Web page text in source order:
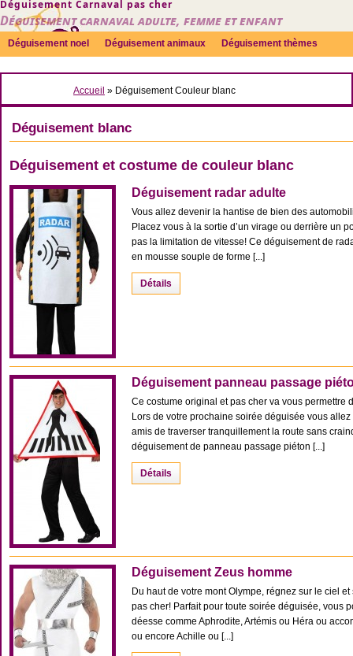
Déguisement Carnaval pas cher
Déguisement carnaval adulte, femme et enfant
Déguisement noel Déguisement animaux Déguisement thèmes
Sexy Déguisement couple Déguisements par genre Idées
Accueil » Déguisement Couleur blanc
Déguisement blanc
Déguisement et costume de couleur blanc
Déguisement radar adulte
Vous allez devenir la hantise de bien des
Placez vous à la sortie d’un virage ou derrière un
pas la limitation de vitesse! Ce déguisement de
en mousse souple de forme [...]
Détails
Déguisement panneau passage
Ce costume original et pas cher va vous permettre
Lors de votre prochaine soirée déguisée vous
amis de traverser tranquillement la route sans
déguisement de panneau passage piéton [...]
Détails
Déguisement Zeus homme
Du haut de votre mont Olympe, régnez sur le ciel
pas cher! Parfait pour toute soirée déguisée, vous
déesse comme Aphrodite, Artémis ou Héra ou
ou encore Achille ou [...]